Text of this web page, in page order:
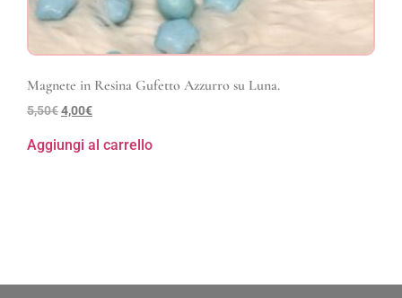
Magnete in Resina Gufetto Azzurro su Luna.
5,50€4,00€
Aggiungi al carrello